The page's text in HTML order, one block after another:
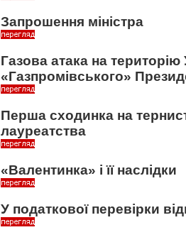
Запрошення міністра
Газова атака на
«Газпромівського»
Перша сходинка на
лауреатства
«Валентинка» і її наслідки
У податкової перевірки